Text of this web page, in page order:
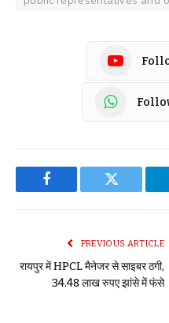
Facebook Twitter
PREVIOUS ARTICLE
रायपुर में HPCL मैनेजर से साइबर ठगी,
34.48 लाख रुपए झांसे में फंसे